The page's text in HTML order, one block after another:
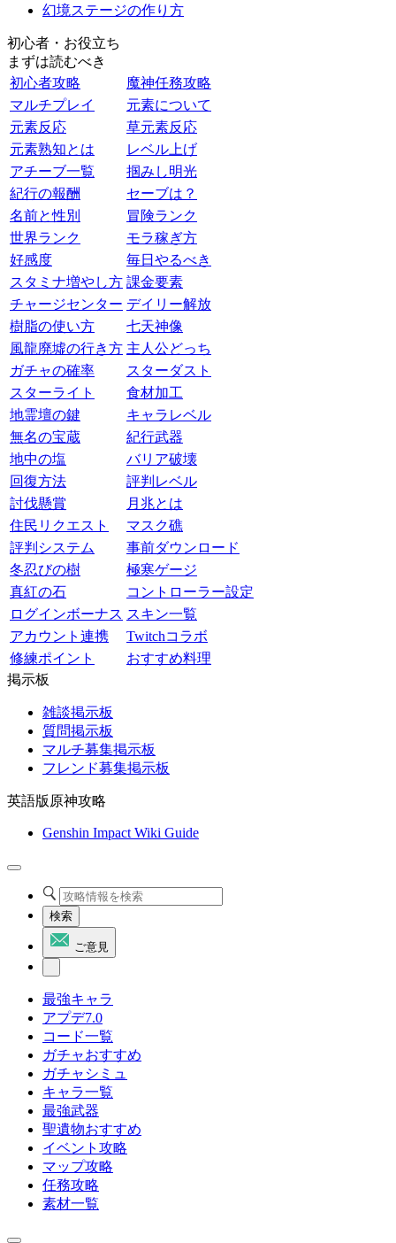
幻境ステージの作り方
初心者・お役立ち
まずは読むべき
初心者攻略
魔神任務攻略
マルチプレイ
元素について
元素反応
草元素反応
元素熟知とは
レベル上げ
アチーブ一覧
掴みし明光
紀行の報酬
セーブは？
名前と性別
冒険ランク
世界ランク
モラ稼ぎ方
好感度
毎日やるべき
スタミナ増やし方 課金要素
チャージセンター デイリー解放
樹脂の使い方
七天神像
風龍廃墟の行き方 主人公どっち
ガチャの確率
スターダスト
スターライト
食材加工
地霊壇の鍵
キャラレベル
無名の宝蔵
紀行武器
地中の塩
バリア破壊
回復方法
評判レベル
討伐懸賞
月兆とは
住民リクエスト
マスク礁
評判システム
事前ダウンロード
冬忍びの樹
極寒ゲージ
真紅の石
コントローラー設定
ログインボーナス スキン一覧
アカウント連携
Twitchコラボ
修練ポイント
おすすめ料理
掲示板
雑談掲示板
質問掲示板
マルチ募集掲示板
フレンド募集掲示板
英語版原神攻略
Genshin Impact Wiki Guide
検索
ご意見
最強キャラ
アプデ7.0
コード一覧
ガチャおすすめ
ガチャシミュ
キャラ一覧
最強武器
聖遺物おすすめ
イベント攻略
マップ攻略
任務攻略
素材一覧